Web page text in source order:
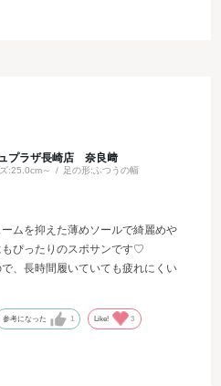
プラザ長崎店 奈良﨑
:25.0cm～ 足の形:ふつうの幅
ムを抑えた薄めソールで綺麗めや
ぴったりのスポサンです♡
、長時間履いていても疲れにくい
参考になった 1 Like! 3